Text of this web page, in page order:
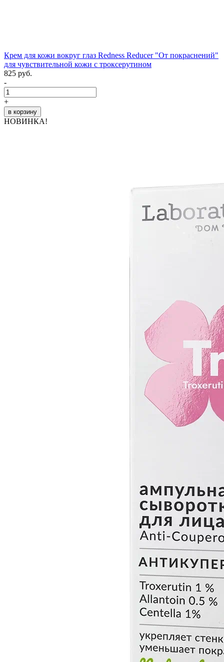
Крем для кожи вокруг глаз Redness Reducer "От покраснений"
для чувствительной кожи с троксерутином
825 руб.
-
+
в корзину
НОВИНКА!